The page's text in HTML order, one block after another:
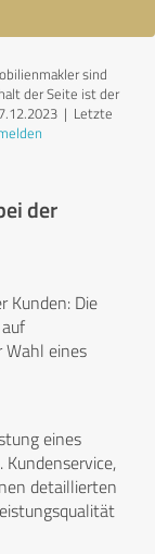
sind
der Seite ist der
| Letzte
der
Kunden: Die
Wahl eines
eines
detaillierten